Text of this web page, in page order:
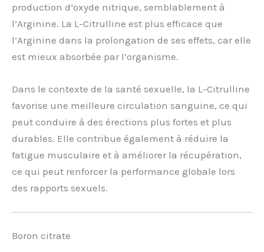
production d’oxyde nitrique, semblablement à
l’Arginine. La L-Citrulline est plus efficace que
l’Arginine dans la prolongation de ses effets, car elle
est mieux absorbée par l’organisme.
Dans le contexte de la santé sexuelle, la L-Citrulline
favorise une meilleure circulation sanguine, ce qui
peut conduire à des érections plus fortes et plus
durables. Elle contribue également à réduire la
fatigue musculaire et à améliorer la récupération,
ce qui peut renforcer la performance globale lors
des rapports sexuels.
Boron citrate